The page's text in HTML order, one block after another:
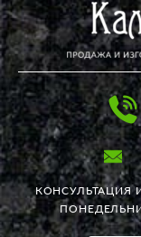
КОНСУЛЬТАЦИЯ